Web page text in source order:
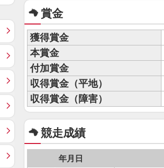
賞金
獲得賞金
本賞金
付加賞金
収得賞金（平地）
収得賞金（障害）
競走成績
年月日